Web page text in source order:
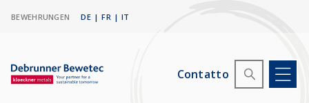
BEWEHRUNGEN IT
|
FR
|
DE
Contatto